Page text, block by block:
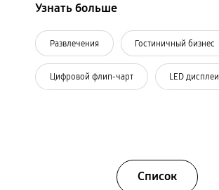
Узнать больше
Развлечения Гостиничный бизнес
Цифровой флип-чарт LED дисплеи
Список